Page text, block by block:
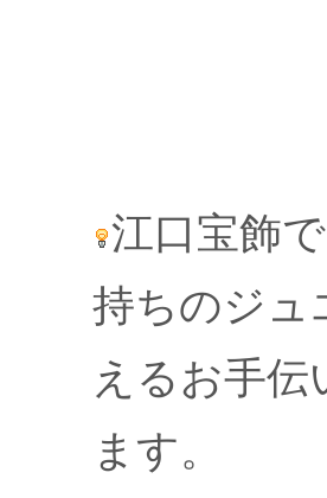
江口宝飾
持ちのジュ
えるお手
ます。